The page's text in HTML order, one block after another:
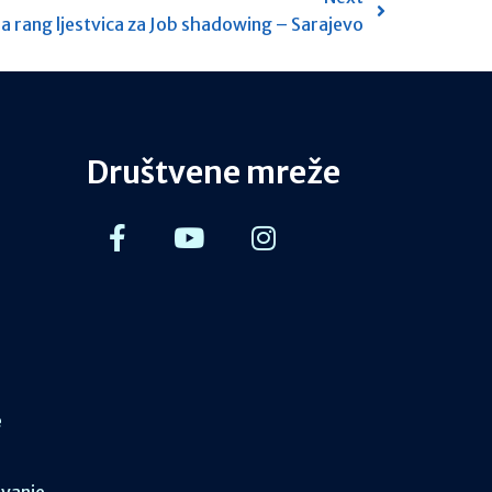
rang ljestvica za Job shadowing – Sarajevo
Društvene mreže